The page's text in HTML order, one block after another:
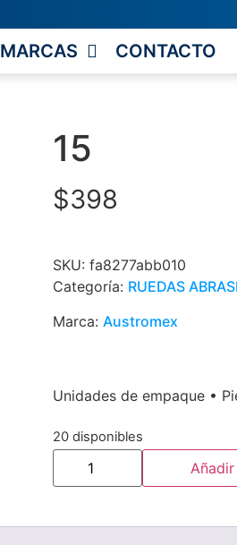
MARCAS CONTACTO
15
$398
SKU: fa8277abb010
Categoría: RUEDAS
Marca: Austromex
Unidades de empaque •
20 disponibles